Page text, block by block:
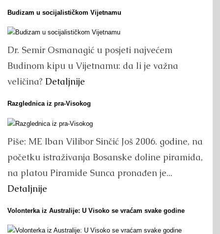
Budizam u socijalističkom Vijetnamu
Dr. Semir Osmanagić u posjeti najvećem
Budinom kipu u Vijetnamu: da li je važna
veličina? Detaljnije
Razglednica iz pra-Visokog
Piše: ME Iban Vilibor Sinčić Još 2006. godine, na
početku istraživanja Bosanske doline piramida,
na platou Piramide Sunca pronađen je...
Detaljnije
Volonterka iz Australije: U Visoko se vraćam svake godine